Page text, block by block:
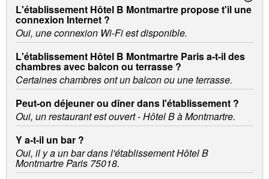
L'établissement Hôtel B Montmartre propose t'il une
connexion Internet ?
Oui, une connexion Wi-Fi est disponible.
L'établissement Hôtel B Montmartre Paris a-t-il des
chambres avec balcon ou terrasse ?
Certaines chambres ont un balcon ou une terrasse.
Peut-on déjeuner ou dîner dans l'établissement ?
Oui, un restaurant est ouvert - Hôtel B à Montmartre.
Y a-t-il un bar ?
Oui, il y a un bar dans l'établissement Hôtel B
Montmartre Paris 75018.